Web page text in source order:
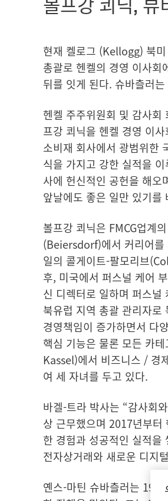
볼프강 쾨닉, 뷰
현재 켈로그 (Kellogg) 북미
총괄로 헨켈의 경영 이사회
뒤를 잇게 된다. 슈바츨러
헨켈 주주위원회 및 감사회
프강 쾨닉을 헨켈 경영 이
소비재 회사에서 광범위한
식을 가지고 강한 실적을
사에 헌신적인 공헌을 해오
앞날에도 좋은 일만 있기를
볼프강 쾨닉은 FMCG업계
(Beiersdorf)에서 커리어를
일의 콜게이트-팔모리브
후, 미국에서 퍼스널 케어
신 디렉터로 일하며 퍼스
북유럽 지역 총괄 관리자
경영책임이 증가하면서 다
핵심 기능은 물론 모든 카
Kassel)에서 비즈니스 / 경
여 세 자녀를 두고 있다.
바겔-트라 박사는 “감사회
상 근무했으며 2017년부터
한 경험과 성공적인 실적
전자상거래와 새로운 디지
옌스-마틴 슈바츨러는